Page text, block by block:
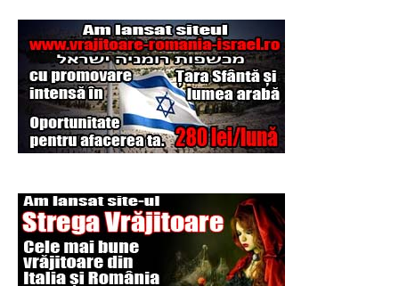
de sfântul Petre
Vrăjitorul Merlin şi
regele Arthur
Şi-a vândut soţia
magie neagră